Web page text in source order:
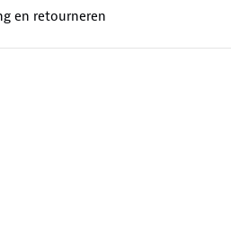
en retourneren